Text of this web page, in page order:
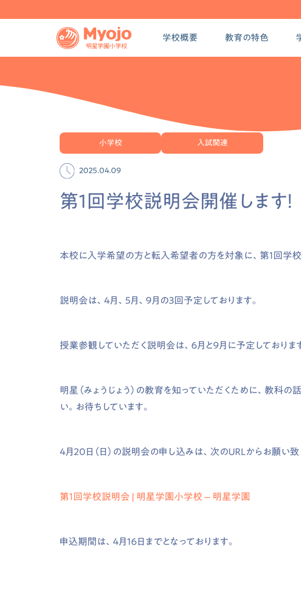
学校概要 教育の特色
小学校 入試関連
2025.04.09
第1回学校説明会開催します！
本校に入学希望の方と転入希望者の方を対象に、第1回学校
説明会は、4月、5月、9月の3回予定しております。
授業参観していただく説明会は、6月と9月に予定しておりま
明星（みょうじょう）の教育を知っていただくために、教科
い。お待ちしています。
4月20日（日）の説明会の申し込みは、次のURLからお願い致
第1回学校説明会 | 明星学園小学校 – 明星学園
申込期間は、4月16日までとなっております。